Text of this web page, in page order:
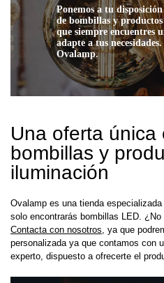
Ponemos a tu
de bombillas y
que siempre encuentres
adapte a tus
Ovalamp.
Una oferta
bombillas y
iluminación
Ovalamp es una tienda
solo encontrarás bombillas LED.
Contacta con nosotros, ya que
personalizada ya que contamos con
experto, dispuesto a ofrecerte el